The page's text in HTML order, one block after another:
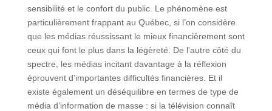
sensibilité et le confort du public. Le phénomène est
particulièrement frappant au Québec, si l’on considère
que les médias réussissant le mieux financièrement sont
ceux qui font le plus dans la légèreté. De l’autre côté du
spectre, les médias incitant davantage à la réflexion
éprouvent d’importantes difficultés financières. Et il
existe également un déséquilibre en termes de type de
média d’information de masse : si la télévision connaît